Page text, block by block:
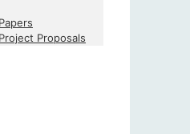
Proposals